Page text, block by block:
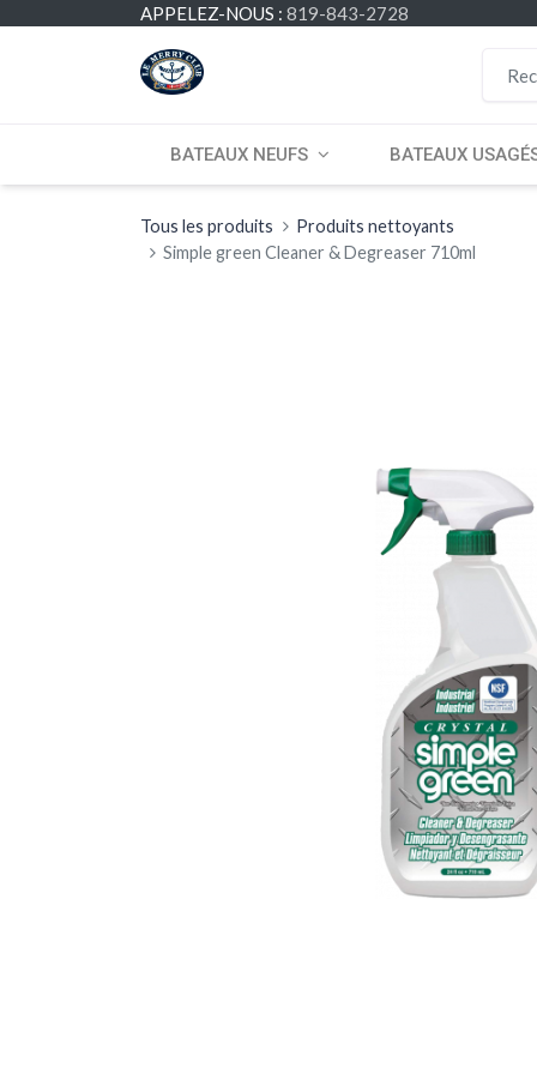
APPELEZ-NOUS : 819-843-2728
BATEAUX NEUFS BATEAUX
Tous les produits
Produits nettoyants
Simple green Cleaner & Degreaser 710ml